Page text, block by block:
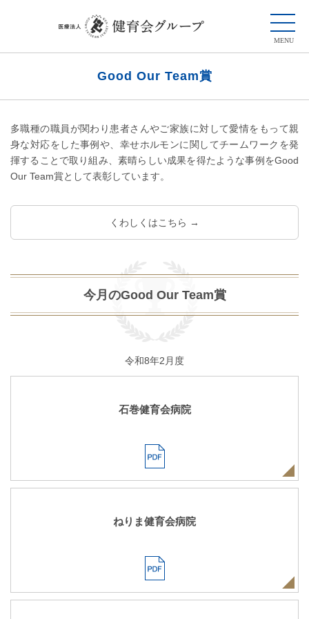
Good Our Team賞
多職種の職員が関わり患者さんやご家族に対して愛情をもって親
身な対応をした事例や、幸せホルモンに関してチームワークを発
揮することで取り組み、素晴らしい成果を得たような事例をGood
Our Team賞として表彰しています。
くわしくはこちら →
今月のGood Our Team賞
令和8年2月度
石巻健育会病院
ねりま健育会病院